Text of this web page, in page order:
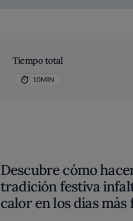
Tiempo total
10MIN
Descubre cómo
tradición festiva
calor en los días más